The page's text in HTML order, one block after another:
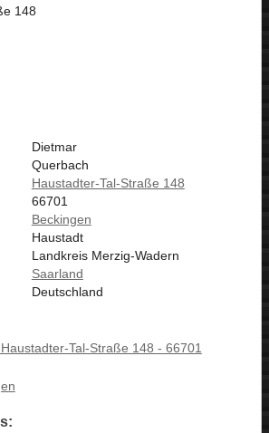
148
Dietmar
Querbach
Haustadter-Tal-Straße 148
66701
Beckingen
Haustadt
Landkreis Merzig-Wadern
Saarland
Deutschland
Tal-Straße 148 - 66701